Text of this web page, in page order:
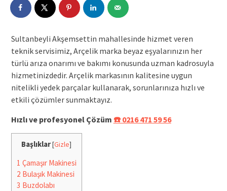
Sultanbeyli Akşemsettin mahallesinde hizmet veren
teknik servisimiz, Arçelik marka beyaz eşyalarınızın her
türlü arıza onarımı ve bakımı konusunda uzman kadrosuyla
hizmetinizdedir. Arçelik markasının kalitesine uygun
nitelikli yedek parçalar kullanarak, sorunlarınıza hızlı ve
etkili çözümler sunmaktayız.
Hızlı ve profesyonel Çözüm ☎️ 0216 471 59 56
Başlıklar[Gizle]
1 Çamaşır Makinesi
2 Bulaşık Makinesi
3 Buzdolabı